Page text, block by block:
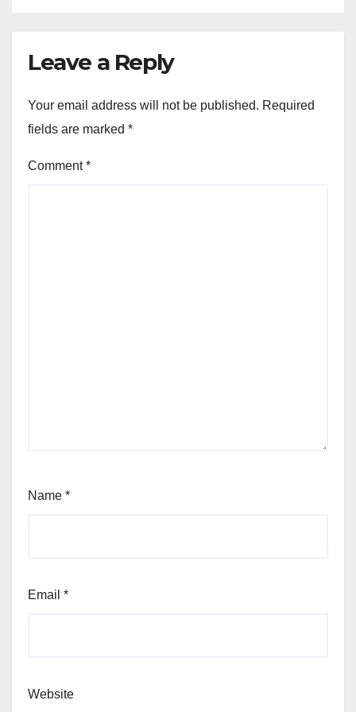
Leave a Reply
Your email address will not be published. Required
fields are marked *
Comment*
Name *
Email *
Website